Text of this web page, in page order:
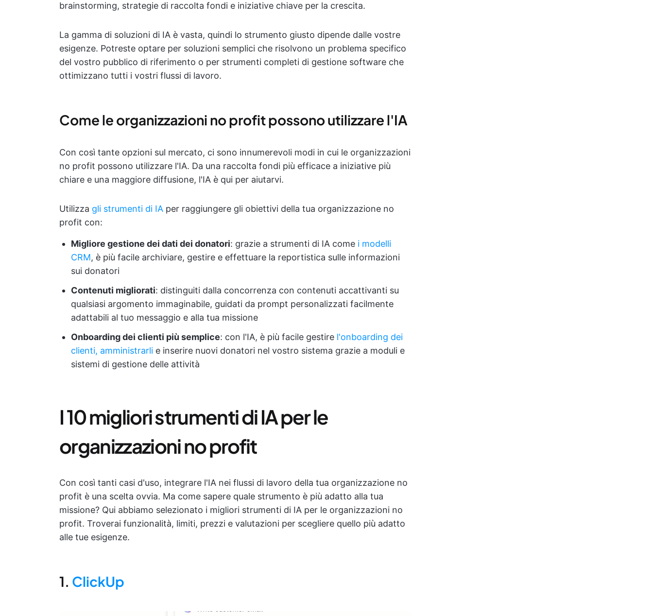
brainstorming, strategie di raccolta fondi e iniziative chiave per la crescita.
La gamma di soluzioni di IA è vasta, quindi lo strumento giusto dipende dalle vostre
esigenze. Potreste optare per soluzioni semplici che risolvono un problema specifico
del vostro pubblico di riferimento o per strumenti completi di gestione software che
ottimizzano tutti i vostri flussi di lavoro.
Come le organizzazioni no profit possono utilizzare l'IA
Con così tante opzioni sul mercato, ci sono innumerevoli modi in cui le organizzazioni
no profit possono utilizzare l'IA. Da una raccolta fondi più efficace a iniziative più
chiare e una maggiore diffusione, l'IA è qui per aiutarvi.
Utilizza gli strumenti di IA per raggiungere gli obiettivi della tua organizzazione no
profit con:
Migliore gestione dei dati dei donatori: grazie a strumenti di IA come i modelli
CRM, è più facile archiviare, gestire e effettuare la reportistica sulle informazioni
sui donatori
Contenuti migliorati: distinguiti dalla concorrenza con contenuti accattivanti su
qualsiasi argomento immaginabile, guidati da prompt personalizzati facilmente
adattabili al tuo messaggio e alla tua missione
Onboarding dei clienti più semplice: con l'IA, è più facile gestire l'onboarding dei
clienti, amministrarli e inserire nuovi donatori nel vostro sistema grazie a moduli e
sistemi di gestione delle attività
I 10 migliori strumenti di IA per le
organizzazioni no profit
Con così tanti casi d'uso, integrare l'IA nei flussi di lavoro della tua organizzazione no
profit è una scelta ovvia. Ma come sapere quale strumento è più adatto alla tua
missione? Qui abbiamo selezionato i migliori strumenti di IA per le organizzazioni no
profit. Troverai funzionalità, limiti, prezzi e valutazioni per scegliere quello più adatto
alle tue esigenze.
1. ClickUp